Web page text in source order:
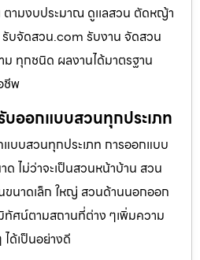
ามงบประมาณ ดูเเลสวน ตัดหญ้า
บจัดสวน.com รับงาน จัดสวน
ทุกชนิด ผลงานได้มาตรฐาน
ชีพ
ออกแบบสวนทุกประเภท
บบสวนทุกประเภท การออกแบบ
ไม่ว่าจะเป็นสวนหน้าบ้าน สวน
นาดเล็ก ใหญ่ สวนด้านนอกออก
ทัศน์ตามสถานที่ต่าง ๆเพิ่มความ
ด้เป็นอย่างดี